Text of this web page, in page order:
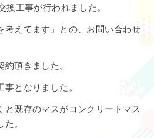
工事が行われました。
考えてます』との、お問い合わせ
頂きました。
となりました。
と既存のマスがコンクリートマス
。